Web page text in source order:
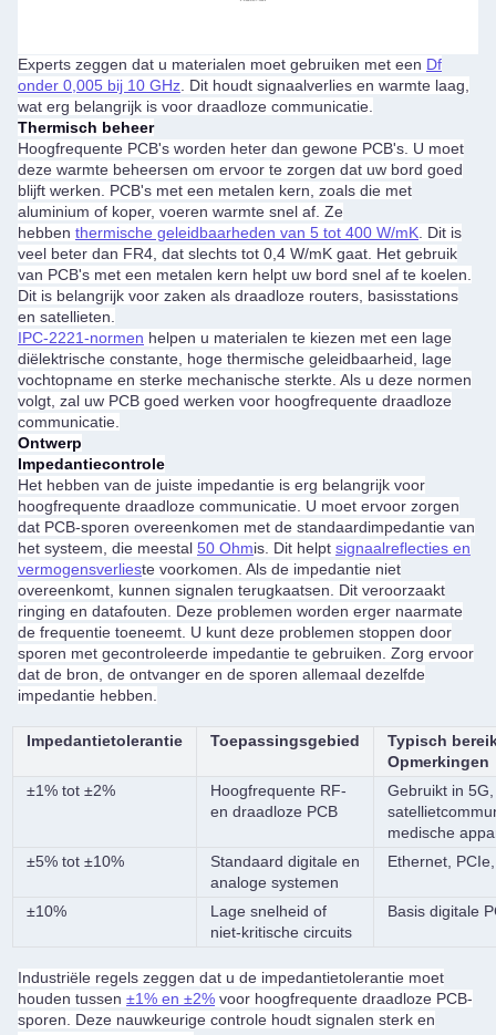
Experts zeggen dat u materialen moet gebruiken met een Df
onder 0,005 bij 10 GHz . Dit houdt signaalverlies en warmte laag,
wat erg belangrijk is voor draadloze communicatie.
Thermisch beheer
Hoogfrequente PCB's worden heter dan gewone PCB's. U moet
deze warmte beheersen om ervoor te zorgen dat uw bord goed
blijft werken. PCB's met een metalen kern, zoals die met
aluminium of koper, voeren warmte snel af. Ze
hebben thermische geleidbaarheden van 5 tot 400 W/mK . Dit is
veel beter dan FR4, dat slechts tot 0,4 W/mK gaat. Het gebruik
van PCB's met een metalen kern helpt uw bord snel af te koelen.
Dit is belangrijk voor zaken als draadloze routers, basisstations
en satellieten.
IPC-2221-normen helpen u materialen te kiezen met een lage
diëlektrische constante, hoge thermische geleidbaarheid, lage
vochtopname en sterke mechanische sterkte. Als u deze normen
volgt, zal uw PCB goed werken voor hoogfrequente draadloze
communicatie.
Ontwerp
Impedantiecontrole
Het hebben van de juiste impedantie is erg belangrijk voor
hoogfrequente draadloze communicatie. U moet ervoor zorgen
dat PCB-sporen overeenkomen met de standaardimpedantie van
het systeem, die meestal 50 Ohmis. Dit helpt signaalreflecties en
vermogensverlieste voorkomen. Als de impedantie niet
overeenkomt, kunnen signalen terugkaatsen. Dit veroorzaakt
ringing en datafouten. Deze problemen worden erger naarmate
de frequentie toeneemt. U kunt deze problemen stoppen door
sporen met gecontroleerde impedantie te gebruiken. Zorg ervoor
dat de bron, de ontvanger en de sporen allemaal dezelfde
impedantie hebben.
Impedantietolerantie Toepassingsgebied
Typisch
Opmerkingen
±1% tot ±2%
Hoogfrequente RF-
en draadloze PCB
Gebruikt in 5G,
medische
±5% tot ±10%
Standaard digitale en
analoge systemen
Ethernet,
±10%
Lage snelheid of
niet-kritische circuits
Basis digitale
Industriële regels zeggen dat u de impedantietolerantie moet
houden tussen ±1% en ±2% voor hoogfrequente draadloze PCB-
sporen. Deze nauwkeurige controle houdt signalen sterk en